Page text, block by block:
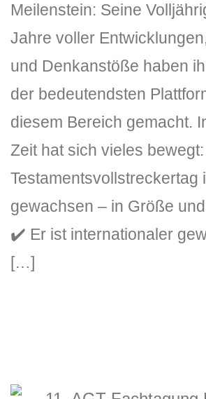
DLH Stick Bedienungsanleitung
Videoanleitung und Manual
Versionsinformationen
Meilenstein: Seine
Jahre voller
und Denkanstöße haben
der bedeutendsten
diesem Bereich gemacht.
Zeit hat sich vieles
Testamentsvollstreckertag
gewachsen – in Größe
✔️ Er ist internationaler
[…]